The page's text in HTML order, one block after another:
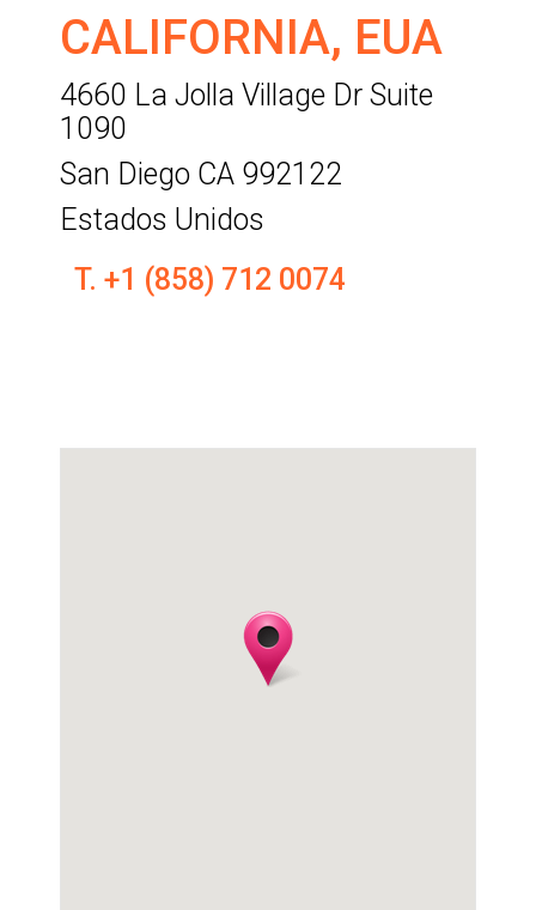
ENVIAR
CALIFORNIA, EUA
4660 La Jolla Village Dr Suite
1090
San Diego CA 992122
Estados Unidos
T. +1 (858) 712 0074